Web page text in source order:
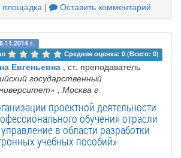
площадка | Оставить комментарий
г.
Средняя оценка: 0 (Всего: 0)
Евгеньевна , ст. преподаватель
государственный
, Москва г
проектной деятельности
обучения отрасли
в области разработки
учебных пособий»